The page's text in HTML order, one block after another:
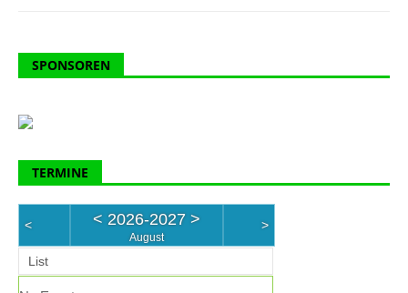
SPONSOREN
TERMINE
< < 2026-2027 >
August
>
List